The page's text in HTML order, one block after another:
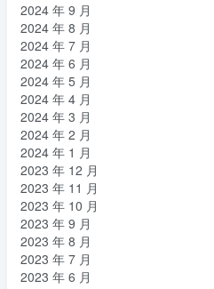
2024 年 9 月
2024 年 8 月
2024 年 7 月
2024 年 6 月
2024 年 5 月
2024 年 4 月
2024 年 3 月
2024 年 2 月
2024 年 1 月
2023 年 12 月
2023 年 11 月
2023 年 10 月
2023 年 9 月
2023 年 8 月
2023 年 7 月
2023 年 6 月